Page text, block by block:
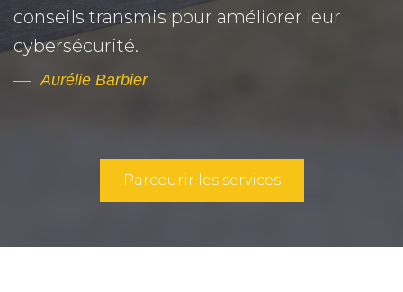
conseils transmis pour améliorer leur
cybersécurité.
Aurélie Barbier
Parcourir les services